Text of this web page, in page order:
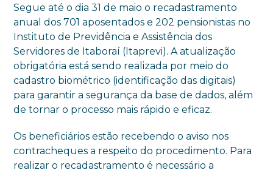
Segue até o dia 31 de maio o recadastramento
anual dos 701 aposentados e 202 pensionistas no
Instituto de Previdência e Assistência dos
Servidores de Itaboraí (Itaprevi). A atualização
obrigatória está sendo realizada por meio do
cadastro biométrico (identificação das digitais)
para garantir a segurança da base de dados, além
de tornar o processo mais rápido e eficaz.
Os beneficiários estão recebendo o aviso nos
contracheques a respeito do procedimento. Para
realizar o recadastramento é necessário a